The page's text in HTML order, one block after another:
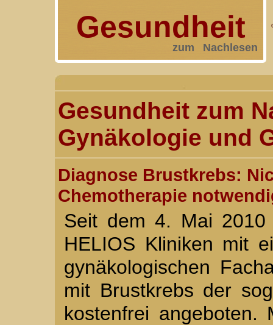
Gesundheit
zum Nachlesen
Gesundheit zum
Gynäkologie und
Diagnose Brustkrebs:
Chemotherapie
Seit dem 4. Mai
HELIOS Kliniken mit
gynäkologischen
mit Brustkrebs der
kostenfrei angeboten.